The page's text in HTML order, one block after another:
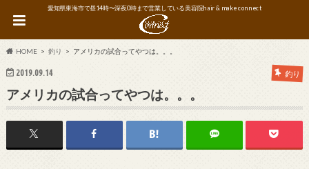
愛知県東海市で昼14時〜深夜0時まで営業している美容院hair & make connect
HOME 釣り アメリカの試合ってやつは。。。
2019.09.14 釣り
アメリカの試合ってやつは。。。